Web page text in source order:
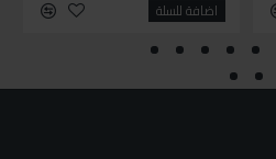
اضافة للسلة